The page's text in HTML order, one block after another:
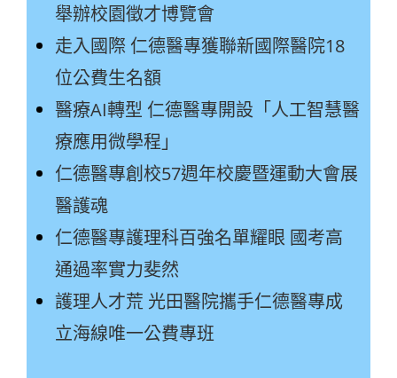
舉辦校園徵才博覽會
走入國際 仁德醫專獲聯新國際醫院18
位公費生名額
醫療AI轉型 仁德醫專開設「人工智慧醫
療應用微學程」
仁德醫專創校57週年校慶暨運動大會展
醫護魂
仁德醫專護理科百強名單耀眼 國考高
通過率實力斐然
護理人才荒 光田醫院攜手仁德醫專成
立海線唯一公費專班